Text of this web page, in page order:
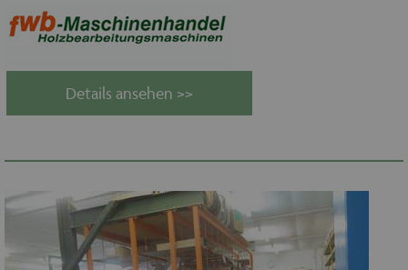
Details ansehen >>